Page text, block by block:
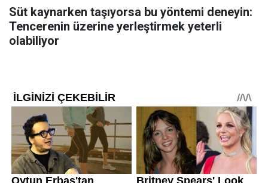
Süt kaynarken taşıyorsa bu yöntemi deneyin:
Tencerenin üzerine yerleştirmek yeterli
olabiliyor